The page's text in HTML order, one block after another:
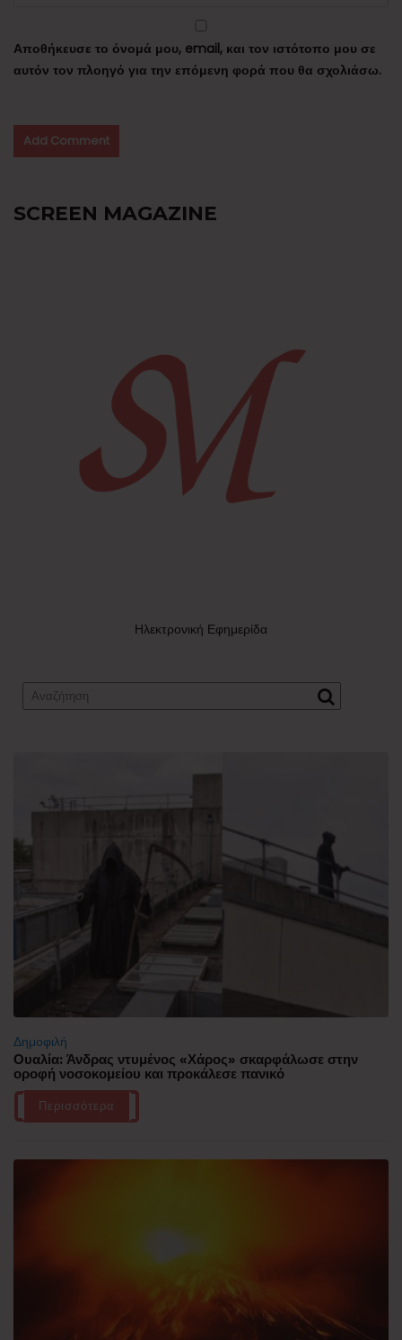
Αποθήκευσε το όνομά μου, email, και τον ιστότοπο μου σε
αυτόν τον πλοηγό για την επόμενη φορά που θα σχολιάσω.
SCREEN MAGAZINE
Ηλεκτρονική Εφημερίδα
Δημοφιλή
Ουαλία: Άνδρας ντυμένος «Χάρος» σκαρφάλωσε στην
οροφή νοσοκομείου και προκάλεσε πανικό
Περισσότερα